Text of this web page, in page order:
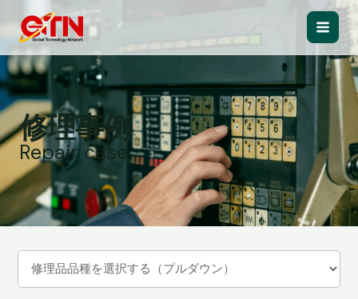
ス
キ
ッ
プ
Main
修理事例
Repair case